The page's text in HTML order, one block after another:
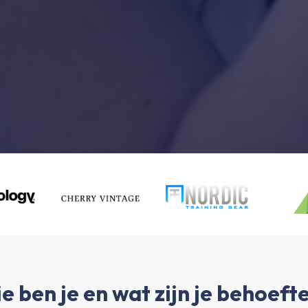
ben je en wat zijn je